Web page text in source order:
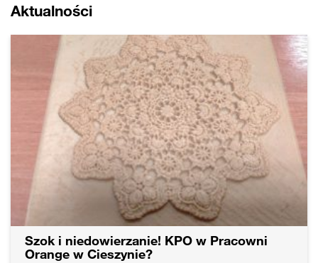
Aktualności
Szok i niedowierzanie! KPO w Pracowni
Orange w Cieszynie?